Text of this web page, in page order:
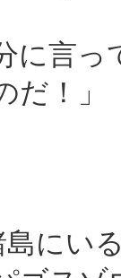
に言っ
だ！」
にい